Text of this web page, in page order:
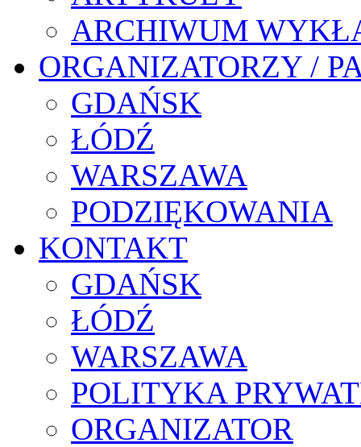
ARCHIWUM
ORGANIZATORZY /
GDAŃSK
ŁÓDŹ
WARSZAWA
PODZIĘKOWANIA
KONTAKT
GDAŃSK
ŁÓDŹ
WARSZAWA
POLITYKA
ORGANIZATOR